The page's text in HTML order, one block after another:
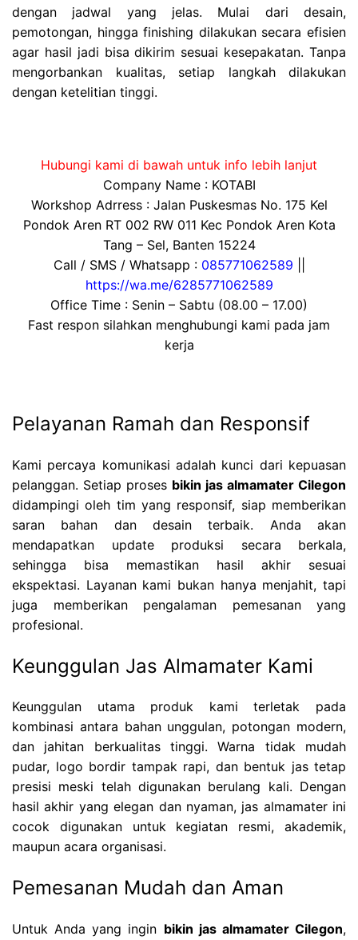
dengan jadwal yang jelas. Mulai dari desain,
pemotongan, hingga finishing dilakukan secara efisien
agar hasil jadi bisa dikirim sesuai kesepakatan. Tanpa
mengorbankan kualitas, setiap langkah dilakukan
dengan ketelitian tinggi.
Hubungi kami di bawah untuk info lebih lanjut
Company Name : KOTABI
Workshop Adrress : Jalan Puskesmas No. 175 Kel
Pondok Aren RT 002 RW 011 Kec Pondok Aren Kota
Tang – Sel, Banten 15224
Call / SMS / Whatsapp : 085771062589
https://wa.me/6285771062589
Office Time : Senin – Sabtu (08.00 – 17.00)
Fast respon silahkan menghubungi kami pada jam
kerja
Pelayanan Ramah dan Responsif
Kami percaya komunikasi adalah kunci dari kepuasan
pelanggan. Setiap proses bikin jas almamater Cilegon
didampingi oleh tim yang responsif, siap memberikan
saran bahan dan desain terbaik. Anda akan
mendapatkan update produksi secara berkala,
sehingga bisa memastikan hasil akhir sesuai
ekspektasi. Layanan kami bukan hanya menjahit, tapi
juga memberikan pengalaman pemesanan yang
profesional.
Keunggulan Jas Almamater Kami
Keunggulan utama produk kami terletak pada
kombinasi antara bahan unggulan, potongan modern,
dan jahitan berkualitas tinggi. Warna tidak mudah
pudar, logo bordir tampak rapi, dan bentuk jas tetap
presisi meski telah digunakan berulang kali. Dengan
hasil akhir yang elegan dan nyaman, jas almamater ini
cocok digunakan untuk kegiatan resmi, akademik,
maupun acara organisasi.
Pemesanan Mudah dan Aman
Untuk Anda yang ingin bikin jas almamater Cilegon,